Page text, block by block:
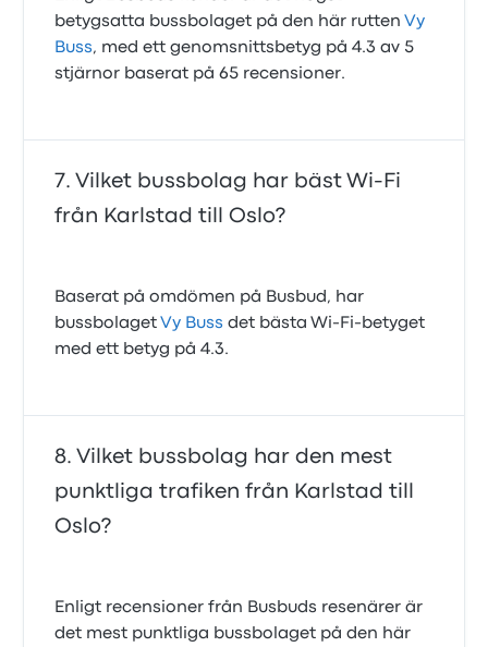
betygsatta bussbolaget på den här rutten Vy
Buss, med ett genomsnittsbetyg på 4.3 av 5
stjärnor baserat på 65 recensioner.
Vilket bussbolag har bäst Wi-Fi
från Karlstad till Oslo?
Baserat på omdömen på Busbud, har
bussbolaget Vy Buss det bästa Wi‑Fi‑betyget
med ett betyg på 4.3.
Vilket bussbolag har den mest
punktliga trafiken från Karlstad till
Oslo?
Enligt recensioner från Busbuds resenärer är
det mest punktliga bussbolaget på den här